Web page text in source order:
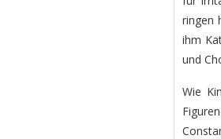
ringen
ihm
und
Wie